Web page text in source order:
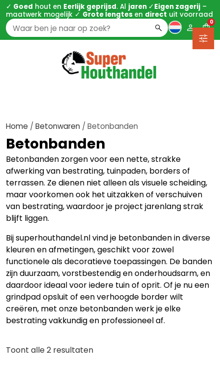
✓ Goed hout en Eerlijk geprijsd. Al jaren ✓Eigen zagerij –
maatwerk mogelijk ✓ Grote lengtes en direct uit voorraad
Zoeken
naar:
0
Home / Betonwaren / Betonbanden
Betonbanden
Betonbanden zorgen voor een nette, strakke
afwerking van bestrating, tuinpaden, borders of
terrassen. Ze dienen niet alleen als visuele scheiding,
maar voorkomen ook het uitzakken of verschuiven
van bestrating, waardoor je project jarenlang strak
blijft liggen.
Bij superhouthandel.nl vind je betonbanden in diverse
kleuren en afmetingen, geschikt voor zowel
functionele als decoratieve toepassingen. De banden
zijn duurzaam, vorstbestendig en onderhoudsarm, en
daardoor ideaal voor iedere tuin of oprit. Of je nu een
grindpad opsluit of een verhoogde border wilt
creëren, met onze betonbanden werk je elke
bestrating vakkundig en professioneel af.
Toont alle 2 resultaten